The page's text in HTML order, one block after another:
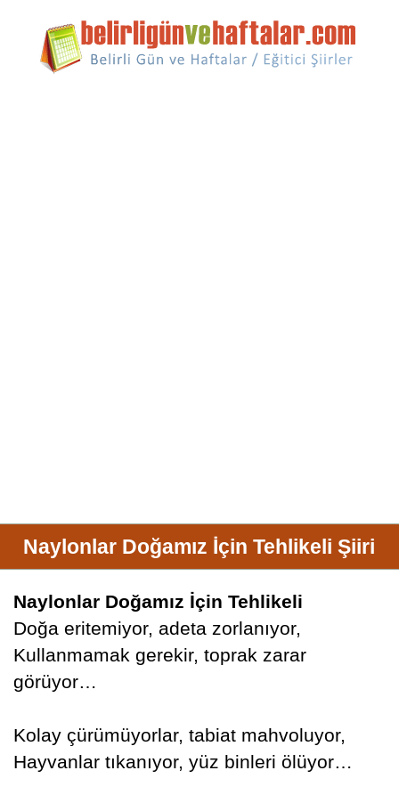
Naylonlar Doğamız İçin Tehlikeli Şiiri
Naylonlar Doğamız İçin Tehlikeli
Doğa eritemiyor, adeta zorlanıyor,
Kullanmamak gerekir, toprak zarar
görüyor…
Kolay çürümüyorlar, tabiat mahvoluyor,
Hayvanlar tıkanıyor, yüz binleri ölüyor…